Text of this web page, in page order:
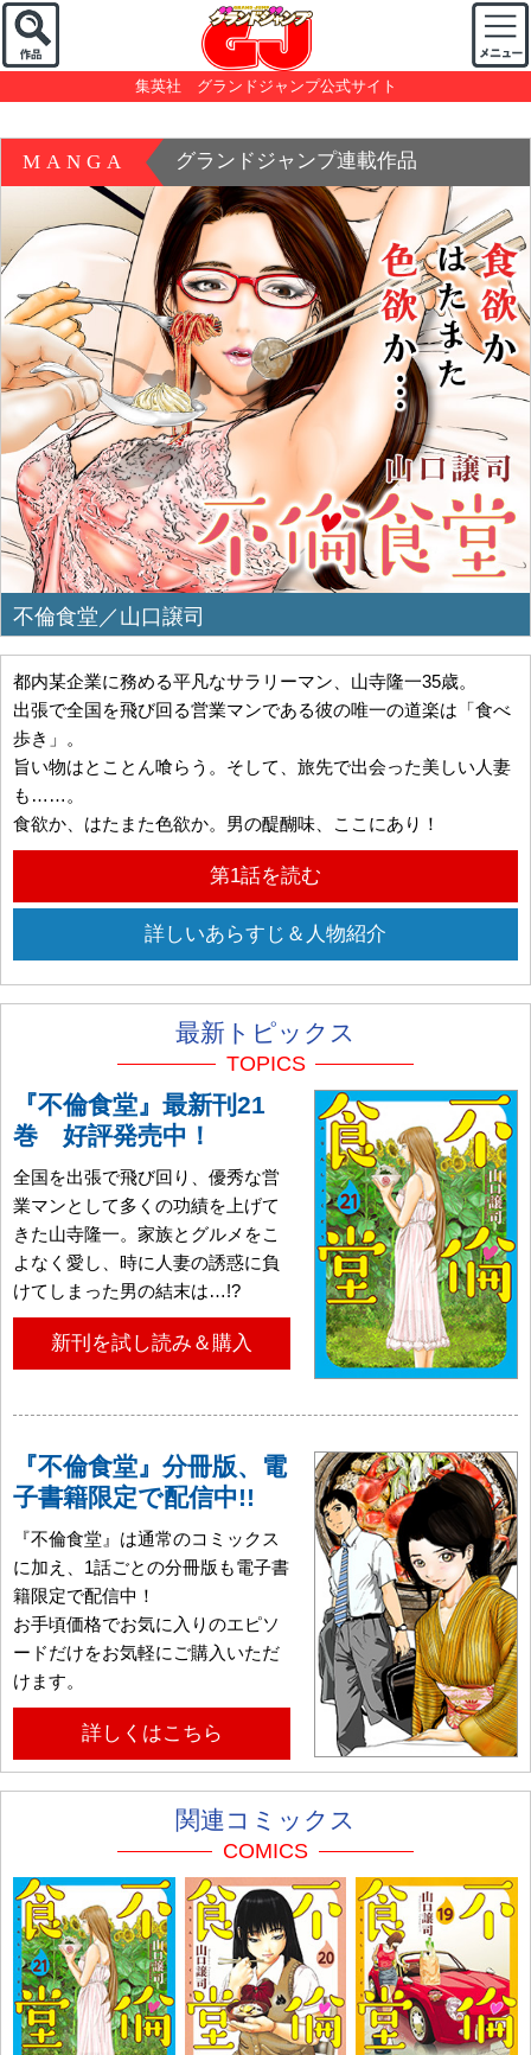
集英社 グランドジャンプ公式サイト
MANGA グランドジャンプ連載作品
不倫食堂／山口譲司
都内某企業に務める平凡なサラリーマン、山寺隆一35歳。
出張で全国を飛び回る営業マンである彼の唯一の道楽は「食べ
歩き」。
旨い物はとことん喰らう。そして、旅先で出会った美しい人妻
も……。
食欲か、はたまた色欲か。男の醍醐味、ここにあり！
第1話を読む
詳しいあらすじ＆人物紹介
最新トピックス
TOPICS
『不倫食堂』最新刊21
巻 好評発売中！
全国を出張で飛び回り、優秀な営
業マンとして多くの功績を上げて
きた山寺隆一。家族とグルメをこ
よなく愛し、時に人妻の誘惑に負
けてしまった男の結末は…!?
新刊を試し読み＆購入
『不倫食堂』分冊版、電
子書籍限定で配信中!!
『不倫食堂』は通常のコミックス
に加え、1話ごとの分冊版も電子書
籍限定で配信中！
お手頃価格でお気に入りのエピソ
ードだけをお気軽にご購入いただ
けます。
詳しくはこちら
関連コミックス
COMICS